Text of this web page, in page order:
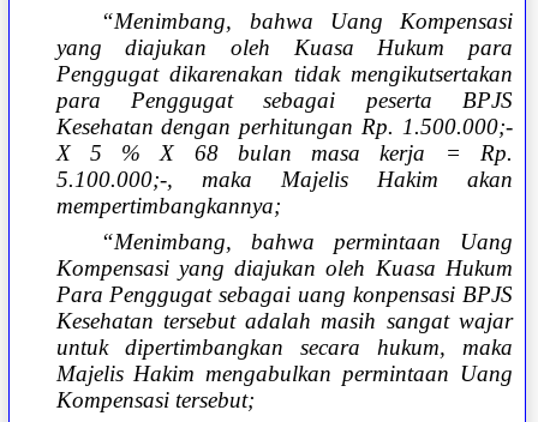
“Menimbang, bahwa Uang Kompensasi
yang diajukan oleh Kuasa Hukum para
Penggugat dikarenakan tidak mengikutsertakan
para Penggugat sebagai peserta BPJS
Kesehatan dengan perhitungan Rp. 1.500.000;-
X 5 % X 68 bulan masa kerja = Rp.
5.100.000;-, maka Majelis Hakim akan
mempertimbangkannya;
“Menimbang, bahwa permintaan Uang
Kompensasi yang diajukan oleh Kuasa Hukum
Para Penggugat sebagai uang konpensasi BPJS
Kesehatan tersebut adalah masih sangat wajar
untuk dipertimbangkan secara hukum, maka
Majelis Hakim mengabulkan permintaan Uang
Kompensasi tersebut;